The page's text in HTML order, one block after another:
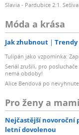
Slavia - Pardubice 2:1.
Móda a krása
Jak zhubnout Trendy
Tulipán jako vzpomínka:
Seriál zrušili, pro
nemá obdoby!
Alice Bendová po
Pro ženy a
Nejčastější novoroční
letní dovolenou